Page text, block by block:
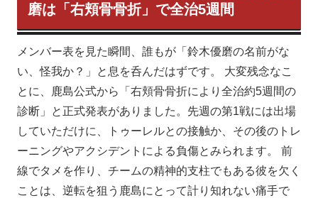
磨は「右頬骨骨折」で全治5週間
メンバー表を見た瞬間、誰もが「鈴木優磨の名前がな
い、怪我か？」と息を呑んだはずです。 大変残念なこ
とに、鹿島公式から「右頬骨骨折により全治約5週間の
診断」と正式発表がありました。先週の第1戦には出場
していただけに、トゥーレルとの接触か、その後のトレ
ーニングやアクシデントによる負傷とみられます。 前
線でタメを作り、チームの精神的支柱でもある彼を欠く
ことは、逆転を狙う鹿島にとって計り知れない痛手で